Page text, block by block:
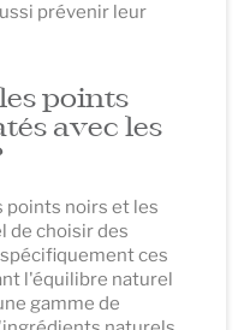
prévenir leur
points
avec les
points noirs et les
de choisir des
ces
l'équilibre naturel
gamme de